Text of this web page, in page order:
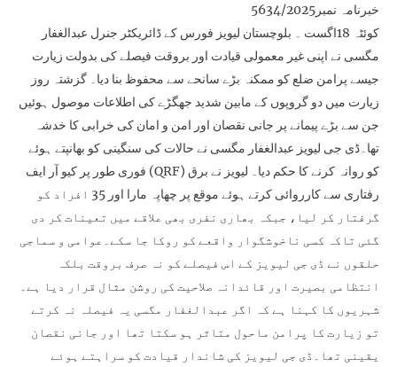
خبرنامہ نمبر5634/2025
کوئٹہ 18اگست ۔ بلوچستان لیویز فورس کے ڈائریکٹر جنرل عبدالغفار
مگسی نے اپنی غیر معمولی قیادت اور بروقت فیصلے کی بدولت زیارت
جیسے پرامن ضلع کو ممکنہ بڑے سانحے سے محفوظ بنا دیا۔ گزشتہ روز
زیارت میں دو گروپوں کے مابین شدید جھگڑے کی اطلاعات موصول ہوئیں
جن سے بڑے پیمانے پر جانی نقصان اور امن و امان کی خرابی کا خدشہ
تھا۔ڈی جی لیویز عبدالغفار مگسی نے حالات کی سنگینی کو بھانپتے ہوئے
فوری طور پر کیو آر ایف (QRF) کو روانہ کرنے کا حکم دیا۔ لیویز نے برق
رفتاری سے کارروائی کرتے ہوئے موقع پر چھاپہ مارا اور 35 افراد کو
گرفتار کر لیا، جبکہ بھاری نفری بھی علاقے میں تعینات کر دی
گئی تاکہ کسی ناخوشگوار واقعے کو روکا جا سکے۔عوامی و سماجی
حلقوں نے ڈی جی لیویز کے اس فیصلے کو نہ صرف بروقت بلکہ
انتظامی بصیرت اور قائدانہ صلاحیت کی روشن مثال قرار دیا ہے۔
شہریوں کا کہنا ہے کہ اگر عبدالغفار مگسی یہ فیصلہ نہ کرتے
تو زیارت کا پرامن ماحول متاثر ہو سکتا تھا اور جانی نقصان
یقینی تھا۔ڈی جی لیویز کی شاندار قیادت کو سراہتے ہوئے